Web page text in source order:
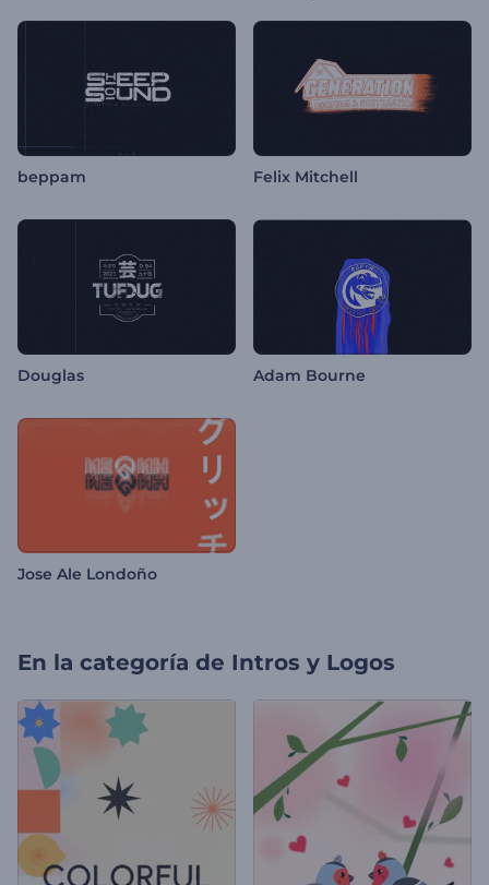
beppam Felix Mitchell
Douglas Adam Bourne
Jose Ale Londoño
En la categoría de Intros y Logos